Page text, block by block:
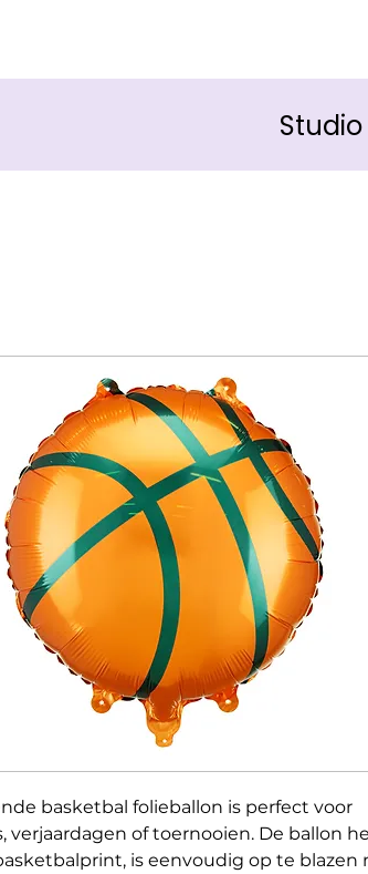
basketbal folieballon is perfect voor
verjaardagen of toernooien. De ballon
is eenvoudig op te blazen